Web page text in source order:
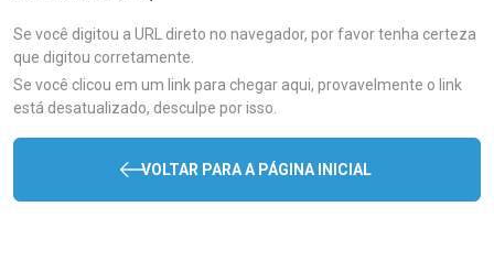
Se você digitou a URL direto no navegador, por favor tenha certeza
que digitou corretamente.
Se você clicou em um link para chegar aqui, provavelmente o link
está desatualizado, desculpe por isso.
VOLTAR PARA A PÁGINA INICIAL